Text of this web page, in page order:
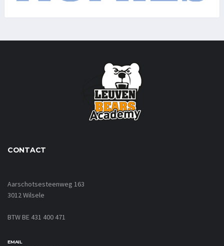
CONTACT
Aarschotsesteenweg 163
3012 Wilsele
BTW BE 431 400 471
EMAIL